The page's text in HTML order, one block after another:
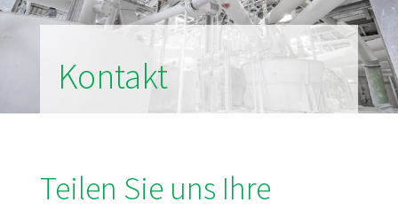
Kontakt
Teilen Sie uns Ihre